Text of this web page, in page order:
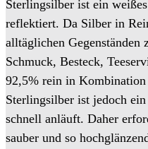
Sterlingsilber ist ein
reflektiert. Da Silber in
alltäglichen Gegenständen
Schmuck, Besteck,
92,5% rein in
Sterlingsilber ist jedoch
schnell anläuft. Daher
sauber und so